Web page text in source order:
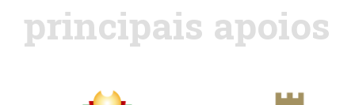
principais apoios